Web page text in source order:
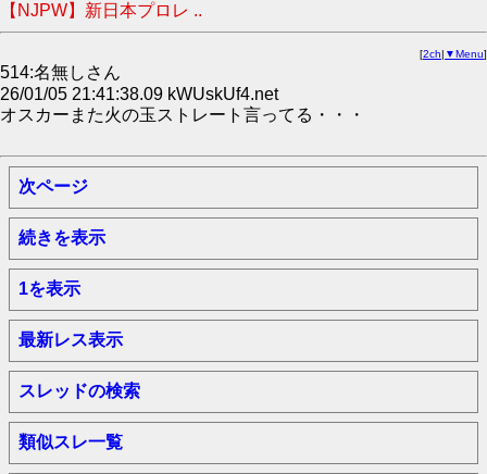
【NJPW】新日本プロレ ..
[2ch| ▼Menu]
514:名無しさん
26/01/05 21:41:38.09 kWUskUf4.net
オスカーまた火の玉ストレート言ってる・・・
次ページ
続きを表示
1を表示
最新レス表示
スレッドの検索
類似スレ一覧